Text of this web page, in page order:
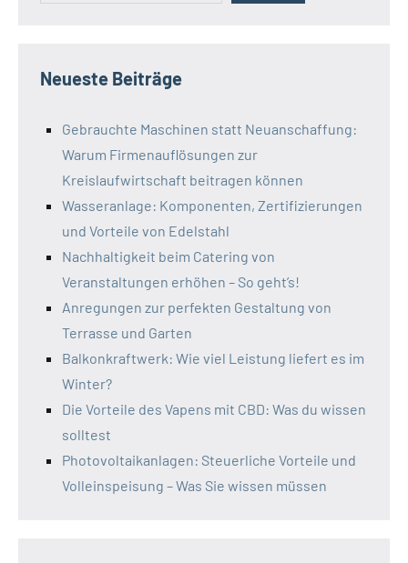
Neueste Beiträge
Gebrauchte Maschinen statt Neuanschaffung:
Warum Firmenauflösungen zur
Kreislaufwirtschaft beitragen können
Wasseranlage: Komponenten, Zertifizierungen
und Vorteile von Edelstahl
Nachhaltigkeit beim Catering von
Veranstaltungen erhöhen – So geht’s!
Anregungen zur perfekten Gestaltung von
Terrasse und Garten
Balkonkraftwerk: Wie viel Leistung liefert es im
Winter?
Die Vorteile des Vapens mit CBD: Was du wissen
solltest
Photovoltaikanlagen: Steuerliche Vorteile und
Volleinspeisung – Was Sie wissen müssen